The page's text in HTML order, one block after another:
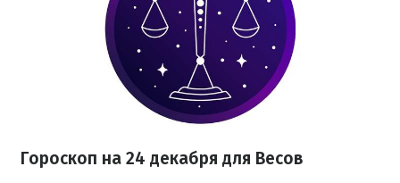
Гороскоп на 24 декабря для Весов